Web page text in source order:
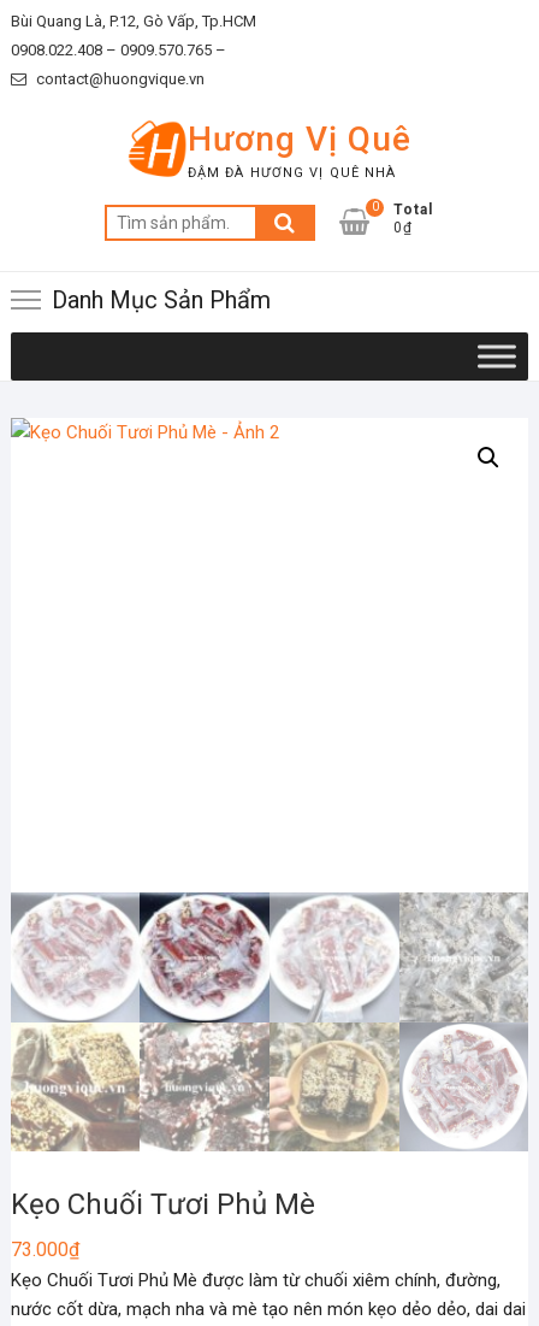
Skip
to
content
Bùi Quang Là, P.12, Gò Vấp, Tp.HCM
0908.022.408 – 0909.570.765 –
contact@huongvique.vn
Hương Vị Quê
ĐẬM ĐÀ HƯƠNG VỊ QUÊ NHÀ
Tìm
kiếm:
0
Total
0₫
Danh Mục Sản Phẩm
Kẹo Chuối Tươi Phủ Mè
73.000₫
Kẹo Chuối Tươi Phủ Mè được làm từ chuối xiêm chính, đường,
nước cốt dừa, mạch nha và mè tạo nên món kẹo dẻo dẻo, dai dai